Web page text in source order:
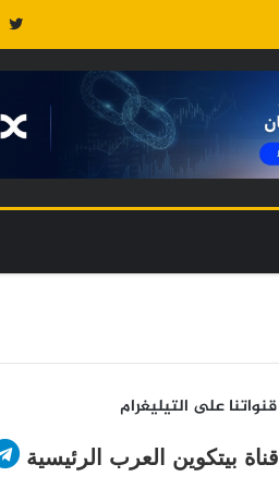
قنواتنا على التيليغرام
قناة بيتكوين العرب الرئيسية